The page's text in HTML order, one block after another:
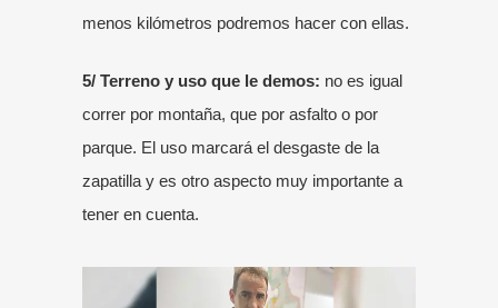
menos kilómetros podremos hacer con ellas.
5/ Terreno y uso que le demos: no es igual
correr por montaña, que por asfalto o por
parque. El uso marcará el desgaste de la
zapatilla y es otro aspecto muy importante a
tener en cuenta.